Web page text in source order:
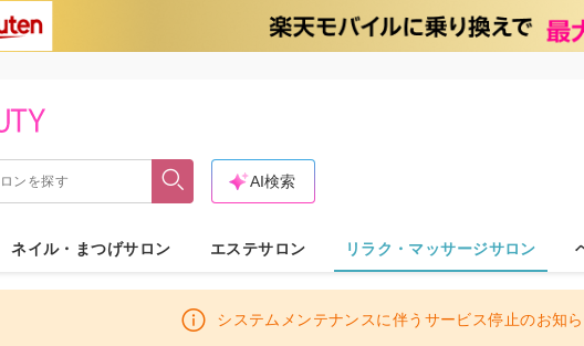
AI検索
ネイル・まつげサロン エステサロン リラク・マッサージサロン
システムメンテナンスに伴うサービス停止のお知